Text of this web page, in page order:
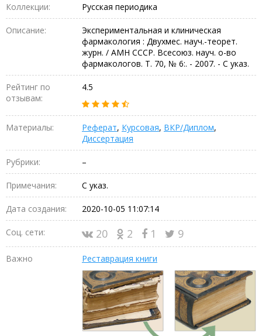
Коллекции: Русская периодика
Описание:
Экспериментальная и клиническая
фармакология : Двухмес. науч.-теорет.
журн. / АМН СССР. Всесоюз. науч. о-во
фармакологов. Т. 70, № 6:. - 2007. - С указ.
Рейтинг по
отзывам:
4.5
Материалы: Реферат, Курсовая, ВКР/Диплом,
Диссертация
Рубрики: –
Примечания: С указ.
Дата создания: 2020-10-05 11:07:14
Соц. сети: 20 2 1 9
Важно Реставрация книги